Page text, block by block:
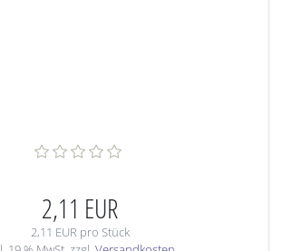
2,11 EUR
2,11 EUR pro Stück